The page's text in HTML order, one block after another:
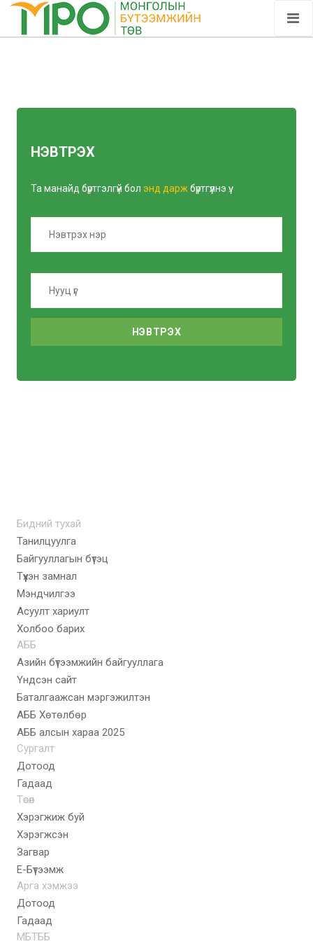
НЭВТРЭХ
Та манайд бүртгэлгүй бол энд дарж бүртгүүлнэ үү.
Бидний тухай
Танилцуулга
Байгууллагын бүтэц
Түүхэн замнал
Мэндчилгээ
Асуулт хариулт
Холбоо барих
АББ
Азийн бүтээмжийн байгууллага
Үндсэн сайт
Баталгаажсан мэргэжилтэн
АББ Хөтөлбөр
AББ алсын хараа 2025
Сургалт
Дотоод
Гадаад
Төсөл
Хэрэгжиж буй
Хэрэгжсэн
Загвар
E-Бүтээмж
Арга хэмжээ
Дотоод
Гадаад
МБТББ